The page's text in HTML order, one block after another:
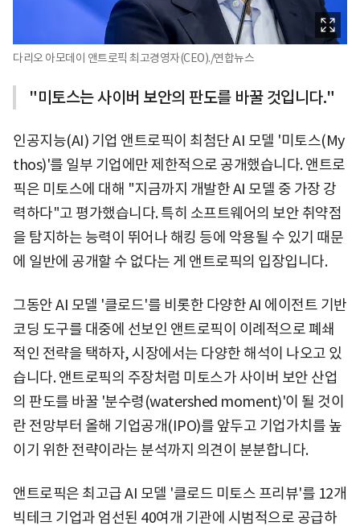
다리오 아모데이 앤트로픽 최고경영자(CEO)./연합뉴스
"미토스는 사이버 보안의 판도를 바꿀 것입니다."
인공지능(AI) 기업 앤트로픽이 최첨단 AI 모델 '미토스(My
thos)'를 일부 기업에만 제한적으로 공개했습니다. 앤트로
픽은 미토스에 대해 "지금까지 개발한 AI 모델 중 가장 강
력하다"고 평가했습니다. 특히 소프트웨어의 보안 취약점
을 탐지하는 능력이 뛰어나 해킹 등에 악용될 수 있기 때문
에 일반에 공개할 수 없다는 게 앤트로픽의 입장입니다.
그동안 AI 모델 '클로드'를 비롯한 다양한 AI 에이전트 기반
코딩 도구를 대중에 선보인 앤트로픽이 이례적으로 폐쇄
적인 전략을 택하자, 시장에서는 다양한 해석이 나오고 있
습니다. 앤트로픽의 주장처럼 미토스가 사이버 보안 산업
의 판도를 바꿀 '분수령(watershed moment)'이 될 것이
란 전망부터 올해 기업공개(IPO)를 앞두고 기업가치를 높
이기 위한 전략이라는 분석까지 의견이 분분합니다.
앤트로픽은 최고급 AI 모델 '클로드 미토스 프리뷰'를 12개
빅테크 기업과 엄선된 40여개 기관에 시범적으로 공급하